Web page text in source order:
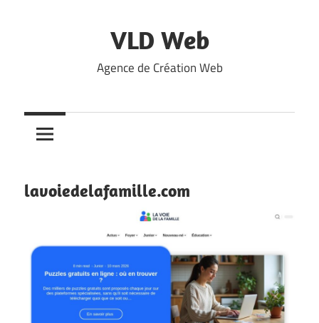
VLD Web
Agence de Création Web
lavoiedelafamille.com